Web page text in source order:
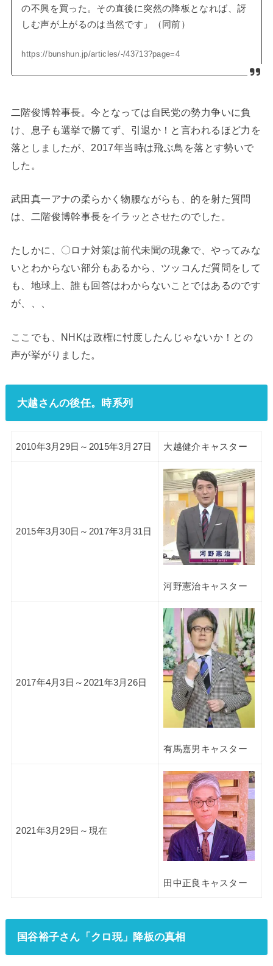
の不興を買った。その直後に突然の降板となれば、訝
しむ声が上がるのは当然です」（同前）
https://bunshun.jp/articles/-/43713?page=4
二階俊博幹事長。今となっては自民党の勢力争いに負
け、息子も選挙で勝てず、引退か！と言われるほど力を
落としましたが、2017年当時は飛ぶ鳥を落とす勢いで
した。
武田真一アナの柔らかく物腰ながらも、的を射た質問
は、二階俊博幹事長をイラッとさせたのでした。
たしかに、〇ロナ対策は前代未聞の現象で、やってみな
いとわからない部分もあるから、ツッコんだ質問をして
も、地球上、誰も回答はわからないことではあるのです
が、、、
ここでも、NHKは政権に忖度したんじゃないか！との
声が挙がりました。
大越さんの後任。時系列
2010年3月29日～2015年3月27日 大越健介キャスター
2015年3月30日～2017年3月31日
河野憲治キャスター
2017年4月3日～2021年3月26日
有馬嘉男キャスター
2021年3月29日～現在
田中正良キャスター
国谷裕子さん「クロ現」降板の真相